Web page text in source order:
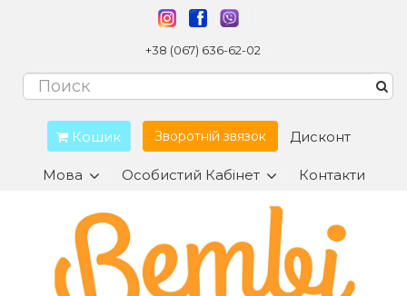
+38 (067) 636-62-02
Кошик Зворотній звязок Дисконт
Мова Особистий Кабінет Контакти